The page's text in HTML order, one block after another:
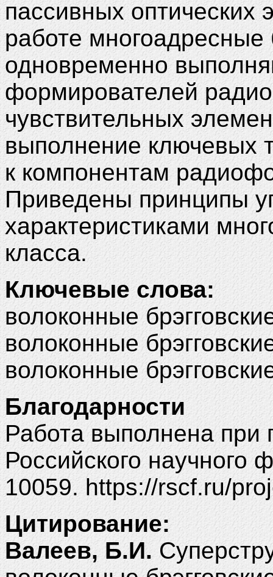
пассивных
работе многоадресные
одновременно
формирователей
чувствительных
выполнение ключевых
к компонентам
Приведены принципы
характеристиками
класса.
Ключевые слова:
волоконные
волоконные
волоконные
Благодарности
Работа выполнена при
Российского
10059. https://rscf.ru/
Цитирование:
Валеев, Б.И.